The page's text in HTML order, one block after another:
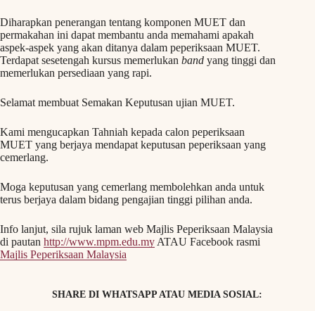
Diharapkan penerangan tentang komponen MUET dan
permakahan ini dapat membantu anda memahami apakah
aspek-aspek yang akan ditanya dalam peperiksaan MUET.
Terdapat sesetengah kursus memerlukan band yang tinggi dan
memerlukan persediaan yang rapi.
Selamat membuat Semakan Keputusan ujian MUET.
Kami mengucapkan Tahniah kepada calon peperiksaan
MUET yang berjaya mendapat keputusan peperiksaan yang
cemerlang.
Moga keputusan yang cemerlang membolehkan anda untuk
terus berjaya dalam bidang pengajian tinggi pilihan anda.
Info lanjut, sila rujuk laman web Majlis Peperiksaan Malaysia
di pautan http://www.mpm.edu.myATAU Facebook rasmi
Majlis Peperiksaan Malaysia
SHARE DI WHATSAPP ATAU MEDIA SOSIAL: